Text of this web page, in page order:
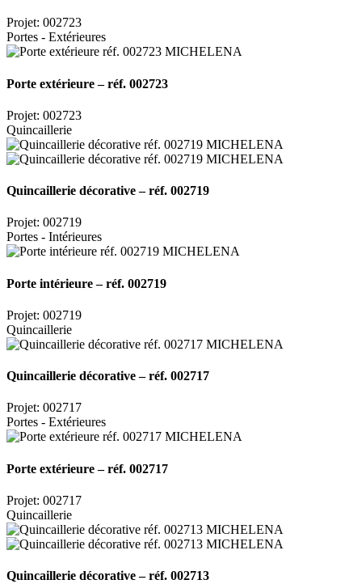
Projet: 002723
Portes - Extérieures
Porte extérieure – réf. 002723
Projet: 002723
Quincaillerie
Quincaillerie décorative – réf. 002719
Projet: 002719
Portes - Intérieures
Porte intérieure – réf. 002719
Projet: 002719
Quincaillerie
Quincaillerie décorative – réf. 002717
Projet: 002717
Portes - Extérieures
Porte extérieure – réf. 002717
Projet: 002717
Quincaillerie
Quincaillerie décorative – réf. 002713